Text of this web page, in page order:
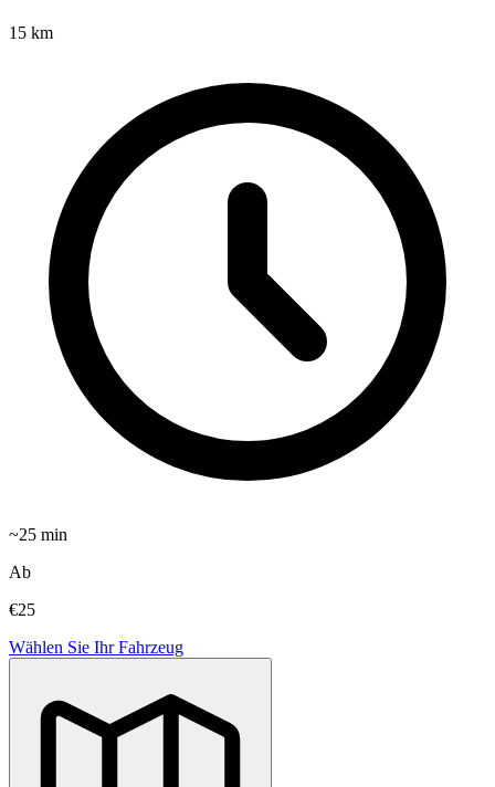
15 km
~25 min
Ab
€25
Wählen Sie Ihr Fahrzeug